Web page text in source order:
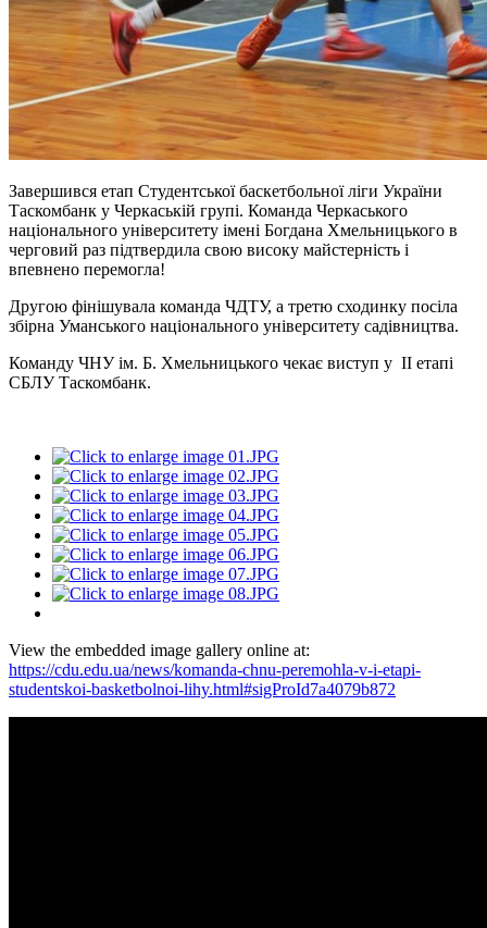
Завершився етап Студентської баскетбольної ліги України
Таскомбанк у Черкаській групі. Команда Черкаського
національного університету імені Богдана Хмельницького в
черговий раз підтвердила свою високу майстерність і
впевнено перемогла!
Другою фінішувала команда ЧДТУ, а третю сходинку посіла
збірна Уманського національного університету садівництва.
Команду ЧНУ ім. Б. Хмельницького чекає виступ у ІІ етапі
СБЛУ Таскомбанк.
View the embedded image gallery online at:
https://cdu.edu.ua/news/komanda-chnu-peremohla-v-i-etapi-
studentskoi-basketbolnoi-lihy.html#sigProId7a4079b872